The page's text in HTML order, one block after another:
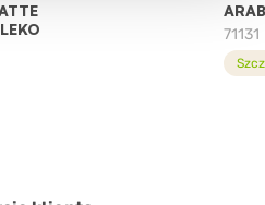
71131